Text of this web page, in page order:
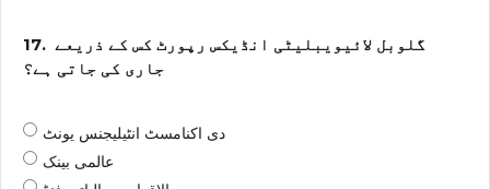
17. گلوبل لائیویبلیٹی انڈیکس رپورٹ کس کے ذریعے
جاری کی جاتی ہے؟
دی اکنامسٹ انٹیلیجنس یونٹ
عالمی بینک